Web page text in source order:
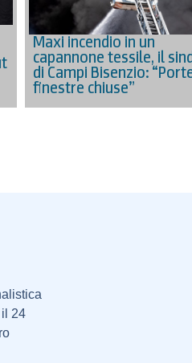
Maxi incendio in un
capannone tessile, il
di Campi Bisenzio:
finestre chiuse”
24